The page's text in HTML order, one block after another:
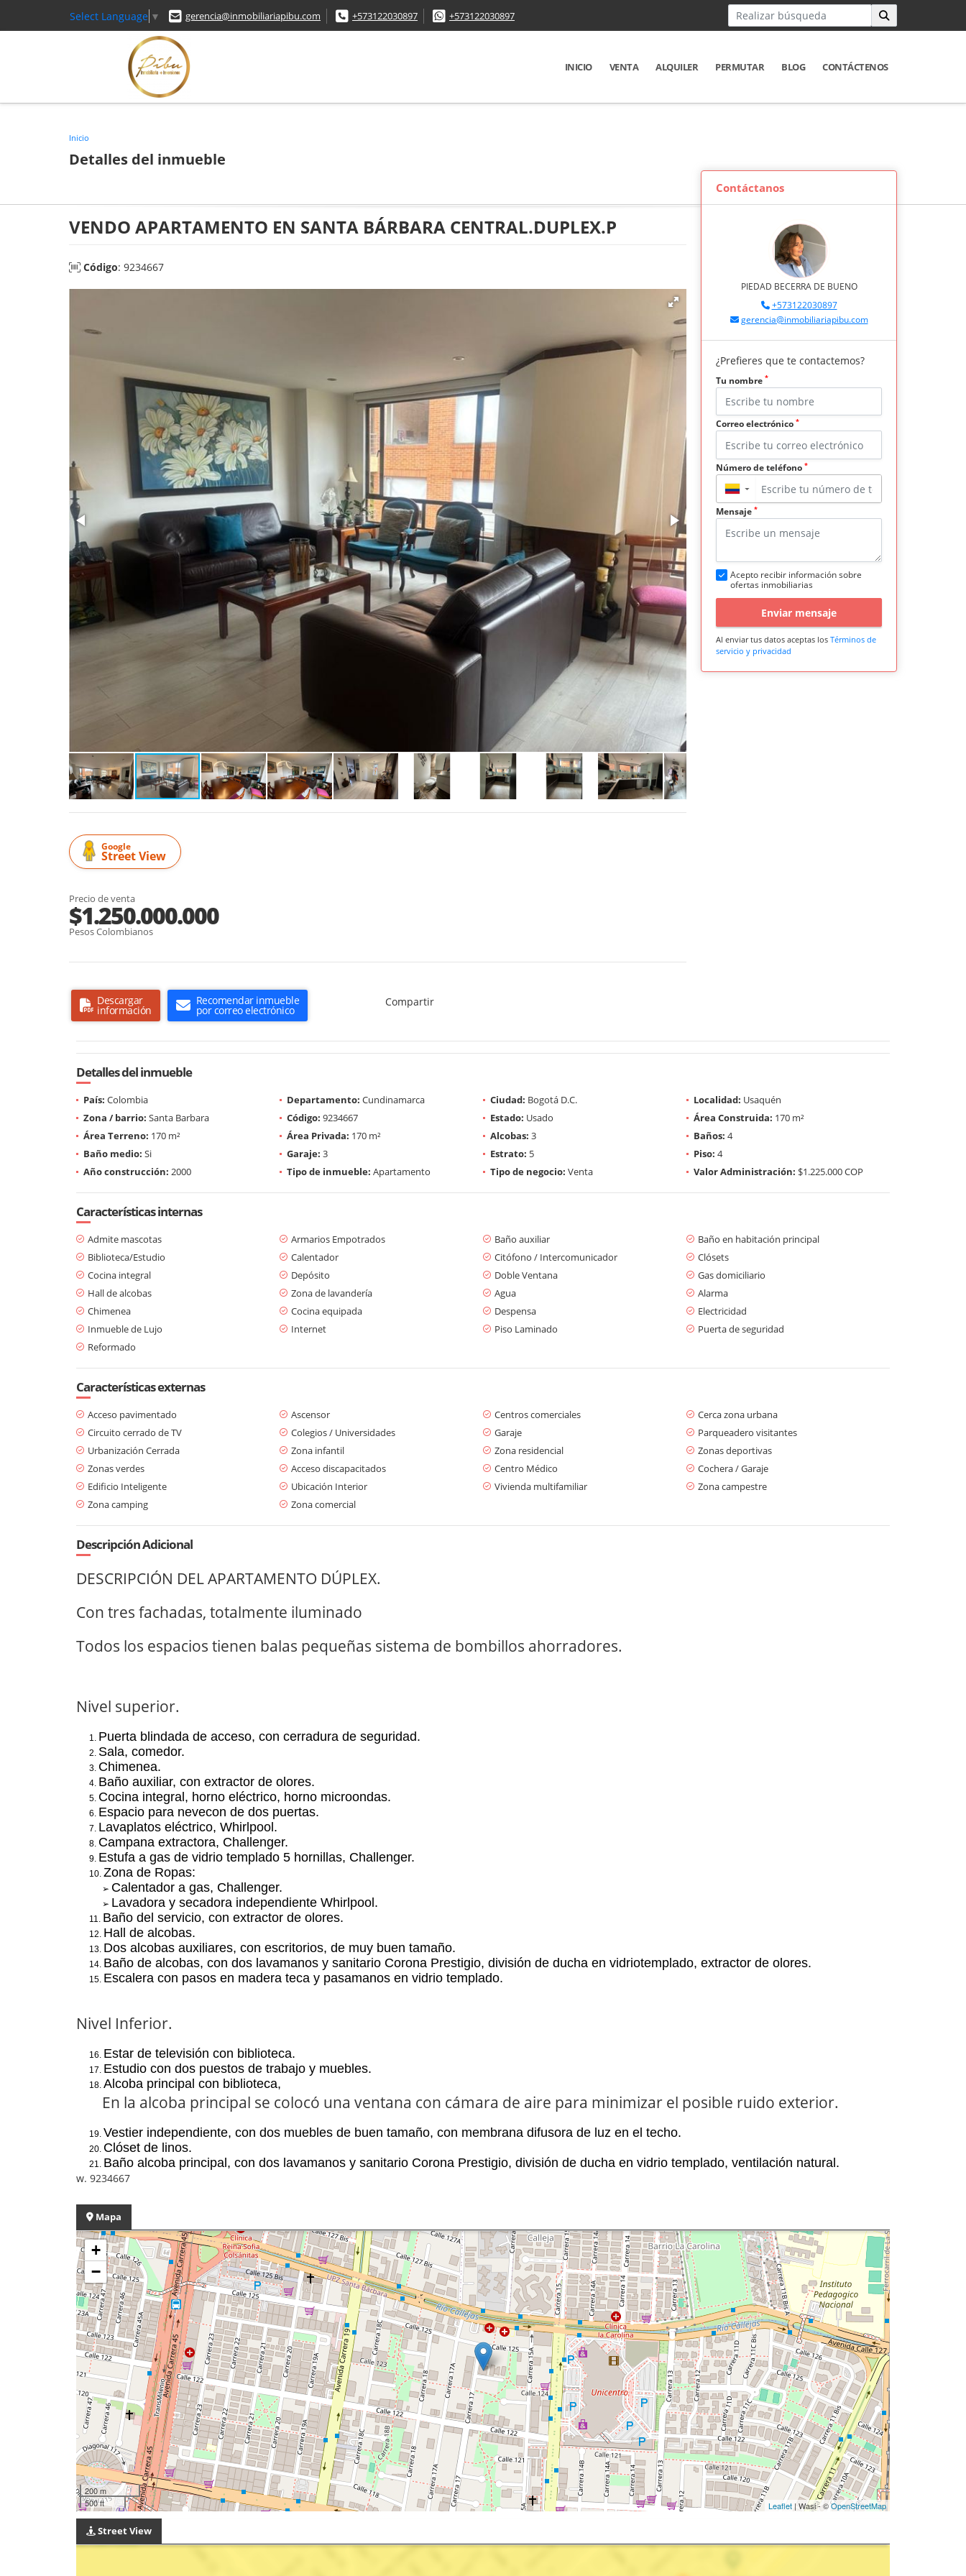
Select Language ▼ gerencia@inmobiliariapibu.com +573122030897 +573122030897
INICIO VENTA ALQUILER PERMUTAR BLOG CONTÁCTENOS
Inicio
Detalles del inmueble
VENDO APARTAMENTO EN SANTA BÁRBARA CENTRAL.DUPLEX.P
Código: 9234667
Google
Street View
Precio de venta
$1.250.000.000
Pesos Colombianos
Descargar
información
Recomendar inmueble
por correo electrónico
Compartir
Contáctanos
PIEDAD BECERRA DE BUENO
+573122030897
gerencia@inmobiliariapibu.com
¿Prefieres que te contactemos?
Tu nombre *
Correo electrónico *
Número de teléfono *
▼
Mensaje *
Acepto recibir información sobre
ofertas inmobiliarias
Enviar mensaje
Al enviar tus datos aceptas los Términos de
servicio y privacidad
Detalles del inmueble
País: Colombia Departamento: Cundinamarca Ciudad: Bogotá D.C. Localidad: Usaquén
Zona / barrio: Santa Barbara Código: 9234667 Estado: Usado Área Construida: 170 m²
Área Terreno: 170 m² Área Privada: 170 m² Alcobas: 3 Baños: 4
Baño medio: Si Garaje: 3 Estrato: 5 Piso: 4
Año construcción: 2000 Tipo de inmueble: Apartamento Tipo de negocio: Venta Valor Administración: $1.225.000 COP
Características internas
Admite mascotas Armarios Empotrados Baño auxiliar
Baño en habitación principal
Biblioteca/Estudio
Calentador Citófono / Intercomunicador
Clósets
Cocina integral
Depósito Doble Ventana
Gas domiciliario
Hall de alcobas
Zona de lavandería Agua
Alarma
Chimenea
Cocina equipada Despensa
Electricidad
Inmueble de Lujo
Internet Piso Laminado
Puerta de seguridad
Reformado
Características externas
Acceso pavimentado Ascensor Centros comerciales
Cerca zona urbana
Circuito cerrado de TV
Colegios / Universidades Garaje
Parqueadero visitantes
Urbanización Cerrada
Zona infantil Zona residencial
Zonas deportivas
Zonas verdes
Acceso discapacitados Centro Médico
Cochera / Garaje
Edificio Inteligente
Ubicación Interior Vivienda multifamiliar
Zona campestre
Zona camping
Zona comercial
Descripción Adicional
DESCRIPCIÓN DEL APARTAMENTO DÚPLEX.
Con tres fachadas, totalmente iluminado
Todos los espacios tienen balas pequeñas sistema de bombillos ahorradores.
Nivel superior.
1. Puerta blindada de acceso, con cerradura de seguridad.
2. Sala, comedor.
3. Chimenea.
4. Baño auxiliar, con extractor de olores.
5. Cocina integral, horno eléctrico, horno microondas.
6. Espacio para nevecon de dos puertas.
7. Lavaplatos eléctrico, Whirlpool.
8. Campana extractora, Challenger.
9. Estufa a gas de vidrio templado 5 hornillas, Challenger.
10. Zona de Ropas:
➢ Calentador a gas, Challenger.
➢ Lavadora y secadora independiente Whirlpool.
11. Baño del servicio, con extractor de olores.
12. Hall de alcobas.
13. Dos alcobas auxiliares, con escritorios, de muy buen tamaño.
14. Baño de alcobas, con dos lavamanos y sanitario Corona Prestigio, división de ducha en vidriotemplado, extractor de olores.
15. Escalera con pasos en madera teca y pasamanos en vidrio templado.
Nivel Inferior.
16. Estar de televisión con biblioteca.
17. Estudio con dos puestos de trabajo y muebles.
18. Alcoba principal con biblioteca,
En la alcoba principal se colocó una ventana con cámara de aire para minimizar el posible ruido exterior.
19. Vestier independiente, con dos muebles de buen tamaño, con membrana difusora de luz en el techo.
20. Clóset de linos.
21. Baño alcoba principal, con dos lavamanos y sanitario Corona Prestigio, división de ducha en vidrio templado, ventilación natural.
w. 9234667
Mapa
+
−
200 m
500 ft
Leaflet | Wasi - ©OpenStreetMap
Street View